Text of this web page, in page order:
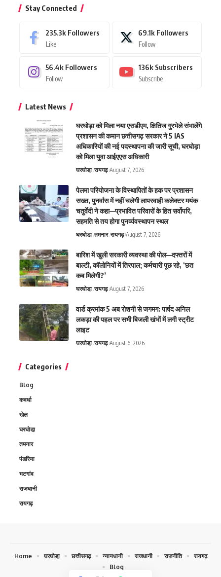
Stay Connected
235.3k Followers
Like
69.1k Followers
Follow
56.4k Followers
Follow
136k Subscribers
Subscribe
Latest News
घरघोड़ा को मिला नया एसडीएम, क्षितिज गुरभेले संभालेंगे
प्रशासन की कमान छत्तीसगढ़ सरकार ने 5 IAS
अधिकारियों की नई पदस्थापना की जारी सूची, घरघोड़ा
को मिला युवा आईएएस अधिकारी
घरघोडा़ रायगढ़ August 7, 2026
पेलमा परियोजना के विस्थापितों के हक पर प्रशासन
सख्त, पुनर्वास में नहीं चलेगी लापरवाही कलेक्टर मयंक
चतुर्वेदी ने कहा—प्रभावित परिवारों के हित सर्वोपरि,
सहमति से तय होगा पुनर्व्यवस्थापन स्थल
घरघोडा़ तमनार रायगढ़ August 7, 2026
बारिश में खुली सरकारी व्यवस्था की पोल—दफ्तरों में
बाल्टी, कॉलोनियों में तिरपाल; कर्मचारी पूछ रहे, ‘छत
कब मिलेगी?’
घरघोडा़ रायगढ़ August 7, 2026
वार्ड क्रमांक 5 अब रोशनी से जगमग: पार्षद अनिल
लकड़ा की पहल पर सभी बिजली खंभों में लगी स्ट्रीट
लाइट
घरघोडा़ रायगढ़ August 6, 2026
Categories
Blog
कवर्धा
खेल
घरघोडा़
तमनार
पंडरिया
भटगांव
राजधानी
रायगढ़
Home घरघोडा़ छत्तीसगढ़ न्यायधानी राजधानी राजनीति
रायगढ़
Blog